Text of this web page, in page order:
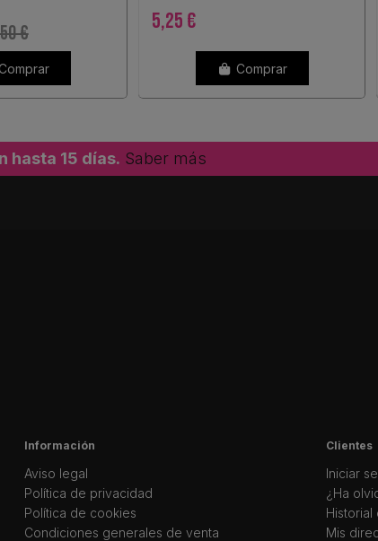
€ 5,25 €
Comprar
hasta 15 días. Saber más
Información
Aviso legal
Política de privacidad
Política de cookies
Condiciones generales de venta
Clientes
Iniciar
¿Ha
Mis